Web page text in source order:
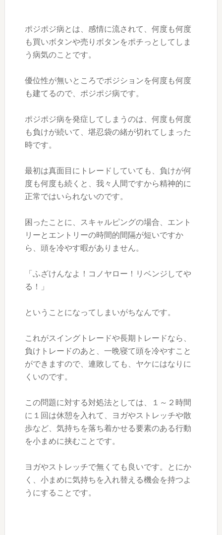
ポジポジ病とは、感情に流されて、何度も何度
も買いボタンや売りボタンをポチっとしてしま
う病気のことです。
優位性が無いところでポジションを何度も何度
も建てるので、ポジポジ病です。
ポジポジ病を発症してしまうのは、何度も何度
も負けが続いて、堪忍袋の緒が切れてしまった
時です。
最初は真面目にトレードしていても、負けが何
度も何度も続くと、我々人間ですから精神的に
正常ではいられないのです。
困ったことに、スキャルピングの場合、エント
リーとエントリーの時間的間隔が短いですか
ら、頭を冷やす暇がありません。
「ふざけんなよ！コノヤロー！リベンジしてや
る！」
ということになってしまいがちなんです。
これがスイングトレードや長期トレードなら、
負けトレードのあと、一晩寝て頭を冷やすこと
ができますので、連敗しても、ヤケにはなりに
くいのです。
この問題に対する対処法としては、１～２時間
に１回は休憩を入れて、ヨガやストレッチや散
歩など、気持ちを落ち着かせる要素のある行動
を小まめに挟むことです。
ヨガやストレッチで無くても良いです。とにか
く、小まめに気持ちを入れ替える機会を持つよ
うにすることです。